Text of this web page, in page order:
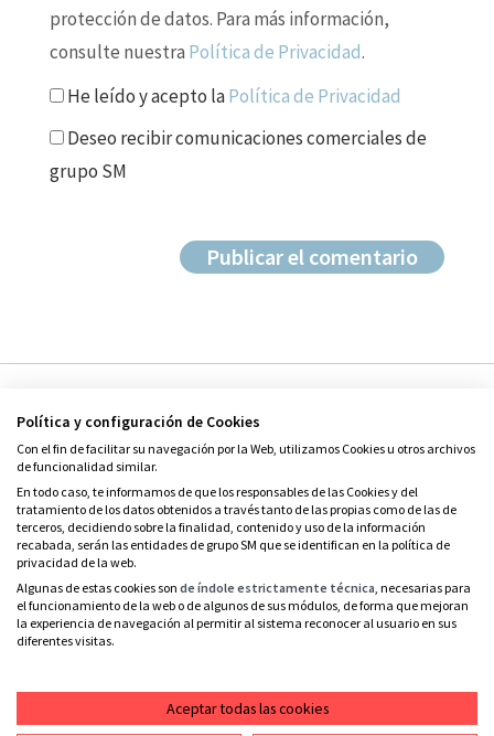
protección de datos. Para más información,
consulte nuestra Política de Privacidad.
He leído y acepto laPolítica de Privacidad
Deseo recibir comunicaciones comerciales de
grupo SM
© Grupo SM
Condiciones de uso
Política de privacidad
Política de cookies
Política y configuración de Cookies
Con el fin de facilitar su navegación por la Web, utilizamos Cookies u otros archivos
de funcionalidad similar.
En todo caso, te informamos de que los responsables de las Cookies y del
tratamiento de los datos obtenidos a través tanto de las propias como de las de
terceros, decidiendo sobre la finalidad, contenido y uso de la información
recabada, serán las entidades de grupo SM que se identifican en la política de
privacidad de la web.
Algunas de estas cookies son de índole estrictamente técnica, necesarias para
el funcionamiento de la web o de algunos de sus módulos, de forma que mejoran
la experiencia de navegación al permitir al sistema reconocer al usuario en sus
diferentes visitas.
Aceptar todas las cookies